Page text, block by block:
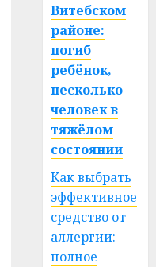
Витебском
районе:
погиб
ребёнок,
несколько
человек в
тяжёлом
состоянии
Как выбрать
эффективное
средство от
аллергии:
полное